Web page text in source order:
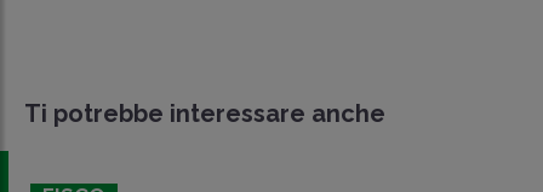
Ti potrebbe interessare anche